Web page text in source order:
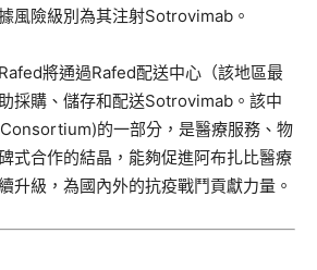
風險級別為其注射Sotrovimab。
將通過Rafed配送中心（該地區最
採購、儲存和配送Sotrovimab。該中
的一部分，是醫療服務、物
式合作的結晶，能夠促進阿布扎比醫療
升級，為國內外的抗疫戰鬥貢獻力量。